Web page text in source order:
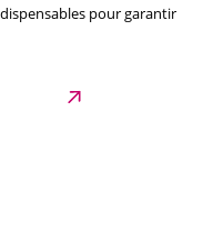
pour garantir